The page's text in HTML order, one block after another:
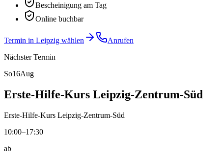
Bescheinigung am Tag
Online buchbar
Termin in Leipzig wählen
Anrufen
Nächster Termin
So16Aug
Erste-Hilfe-Kurs Leipzig-Zentrum-Süd
Erste-Hilfe-Kurs Leipzig-Zentrum-Süd
10:00–17:30
ab